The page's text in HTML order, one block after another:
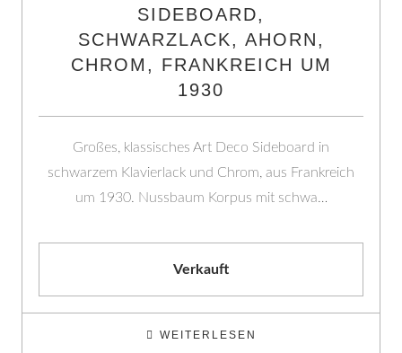
SIDEBOARD,
SCHWARZLACK, AHORN,
CHROM, FRANKREICH UM
1930
Großes, klassisches Art Deco Sideboard in
schwarzem Klavierlack und Chrom, aus Frankreich
um 1930. Nussbaum Korpus mit schwa…
Verkauft
WEITERLESEN